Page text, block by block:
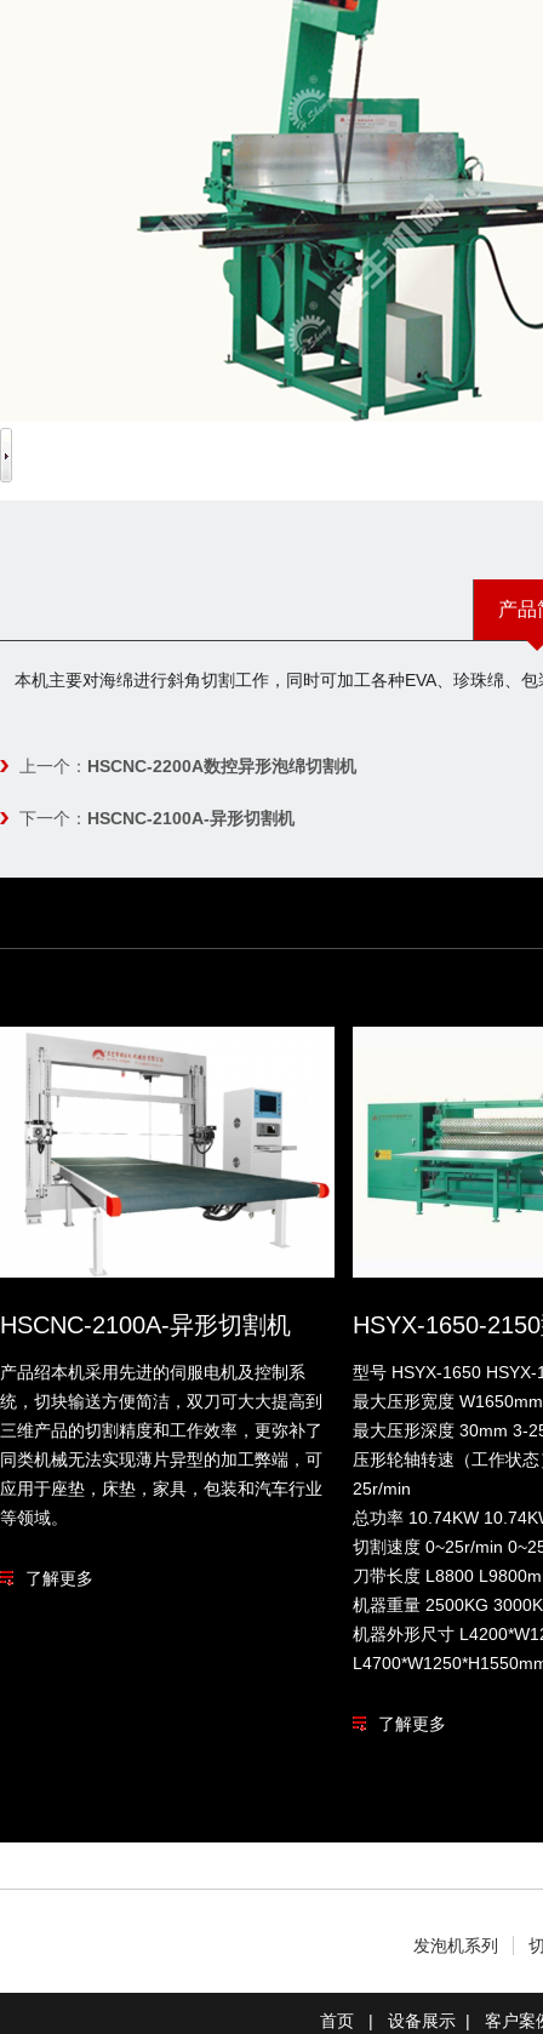
产品
本机主要对海绵进行斜角切割工作，同时可加工各种EVA、珍珠绵、
上一个： HSCNC-2200A数控异形泡绵切割机
下一个： HSCNC-2100A-异形切割机
HSCNC-2100A-异形切割机
产品绍本机采用先进的伺服电机及控制系
统，切块输送方便简洁，双刀可大大提高到
三维产品的切割精度和工作效率，更弥补了
同类机械无法实现薄片异型的加工弊端，可
应用于座垫，床垫，家具，包装和汽车行业
等领域。
了解更多
HSYX-1650-
型号 HSYX-1650 HSYX-
最大压形宽度
最大压形深度 30mm 3-
压形轮轴转速（工作状
25r/min
总功率 10.74KW
切割速度 0~25r/min
刀带长度 L8800
机器重量 2500KG
机器外形尺寸
了解更多
发泡机系列
首页 | 设备展示 | 客户案